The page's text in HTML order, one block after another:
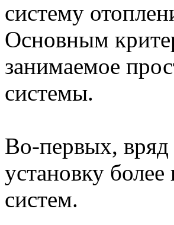
систему
Основным
занимаемое
системы.
Во-первых, вряд
установку
систем.